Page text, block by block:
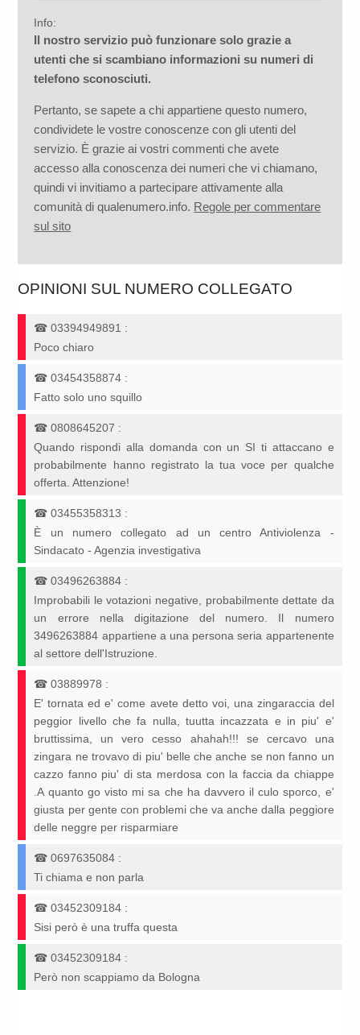
Info:
Il nostro servizio può funzionare solo grazie a
utenti che si scambiano informazioni su numeri di
telefono sconosciuti.
Pertanto, se sapete a chi appartiene questo numero,
condividete le vostre conoscenze con gli utenti del
servizio. È grazie ai vostri commenti che avete
accesso alla conoscenza dei numeri che vi chiamano,
quindi vi invitiamo a partecipare attivamente alla
comunità di qualenumero.info. Regole per commentare
sul sito
OPINIONI SUL NUMERO COLLEGATO
☎03394949891 :
Poco chiaro
☎03454358874 :
Fatto solo uno squillo
☎0808645207 :
Quando rispondi alla domanda con un SI ti attaccano e
probabilmente hanno registrato la tua voce per qualche
offerta. Attenzione!
☎03455358313 :
È un numero collegato ad un centro Antiviolenza -
Sindacato - Agenzia investigativa
☎03496263884 :
Improbabili le votazioni negative, probabilmente dettate da
un errore nella digitazione del numero. Il numero
3496263884 appartiene a una persona seria appartenente
al settore dell'Istruzione.
☎03889978 :
E' tornata ed e' come avete detto voi, una zingaraccia del
peggior livello che fa nulla, tuutta incazzata e in piu' e'
bruttissima, un vero cesso ahahah!!! se cercavo una
zingara ne trovavo di piu' belle che anche se non fanno un
cazzo fanno piu' di sta merdosa con la faccia da chiappe
.A quanto go visto mi sa che ha davvero il culo sporco, e'
giusta per gente con problemi che va anche dalla peggiore
delle neggre per risparmiare
☎0697635084 :
Ti chiama e non parla
☎03452309184 :
Sisi però è una truffa questa
☎03452309184 :
Però non scappiamo da Bologna